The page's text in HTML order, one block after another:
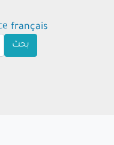
français